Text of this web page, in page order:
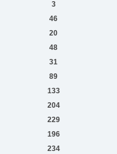
3
46
20
48
31
89
133
204
229
196
234